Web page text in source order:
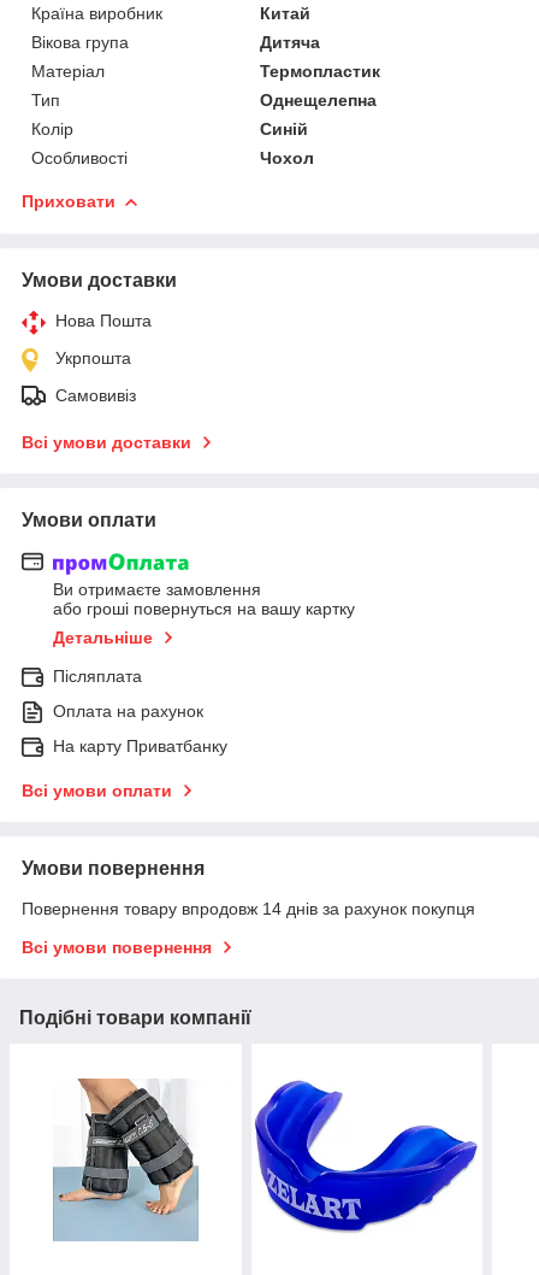
Країна виробник
Китай
Вікова група
Дитяча
Матеріал
Термопластик
Тип
Однещелепна
Колір
Синій
Особливості
Чохол
Приховати
Умови доставки
Нова Пошта
Укрпошта
Самовивіз
Всі умови доставки
Умови оплати
Ви отримаєте замовлення
або гроші повернуться на вашу картку
Детальніше
Післяплата
Оплата на рахунок
На карту Приватбанку
Всі умови оплати
Умови повернення
Повернення товару впродовж 14 днів за рахунок покупця
Всі умови повернення
Подібні товари компанії